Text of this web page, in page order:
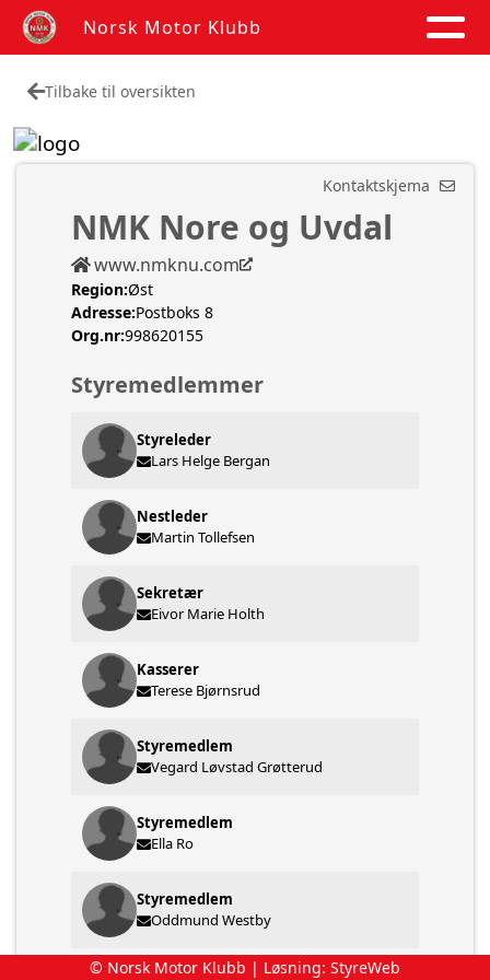
Norsk Motor Klubb
Tilbake til oversikten
Kontaktskjema
NMK Nore og Uvdal
www.nmknu.com
Region:Øst
Adresse:Postboks 8
Org.nr:998620155
Styremedlemmer
Styreleder
Lars Helge Bergan
Nestleder
Martin Tollefsen
Sekretær
Eivor Marie Holth
Kasserer
Terese Bjørnsrud
Styremedlem
Vegard Løvstad Grøtterud
Styremedlem
Ella Ro
Styremedlem
Oddmund Westby
© Norsk Motor Klubb | Løsning: StyreWeb